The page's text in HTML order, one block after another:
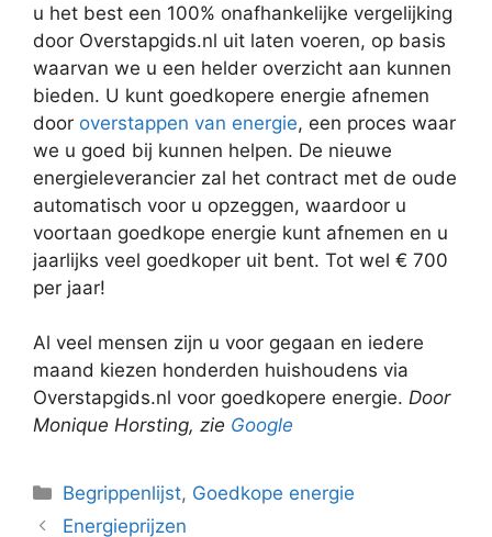
u het best een 100% onafhankelijke vergelijking
door Overstapgids.nl uit laten voeren, op basis
waarvan we u een helder overzicht aan kunnen
bieden. U kunt goedkopere energie afnemen
door overstappen van energie, een proces waar
we u goed bij kunnen helpen. De nieuwe
energieleverancier zal het contract met de oude
automatisch voor u opzeggen, waardoor u
voortaan goedkope energie kunt afnemen en u
jaarlijks veel goedkoper uit bent. Tot wel € 700
per jaar!
Al veel mensen zijn u voor gegaan en iedere
maand kiezen honderden huishoudens via
Overstapgids.nl voor goedkopere energie. Door
Monique Horsting, zie Google
Categorieën
Begrippenlijst, Goedkope energie
Energieprijzen